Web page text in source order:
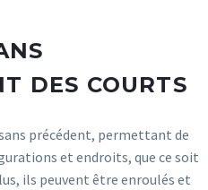
DES COURTS
précédent, permettant de
et endroits, que ce soit
ils peuvent être enroulés et